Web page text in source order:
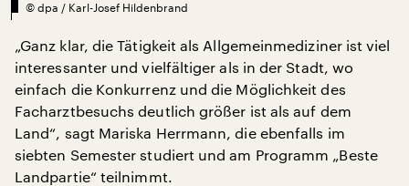
© dpa / Karl-Josef Hildenbrand
„Ganz klar, die Tätigkeit als Allgemeinmediziner ist viel
interessanter und vielfältiger als in der Stadt, wo
einfach die Konkurrenz und die Möglichkeit des
Facharztbesuchs deutlich größer ist als auf dem
Land“, sagt Mariska Herrmann, die ebenfalls im
siebten Semester studiert und am Programm „Beste
Landpartie“ teilnimmt.